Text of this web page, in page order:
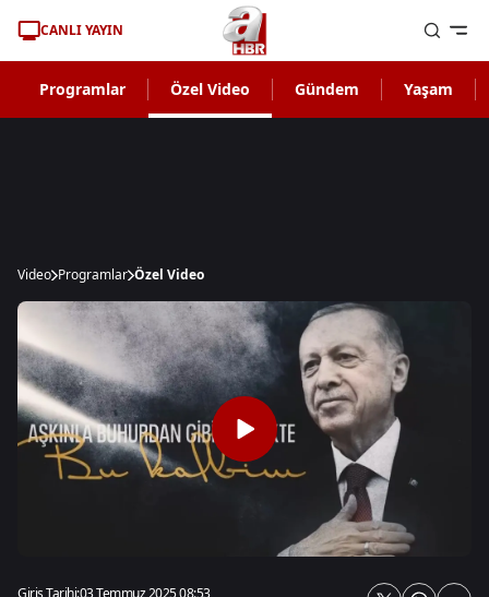
CANLI YAYIN
Programlar Özel Video Gündem Yaşam
Video Programlar Özel Video
Giriş Tarihi:03 Temmuz 2025 08:53